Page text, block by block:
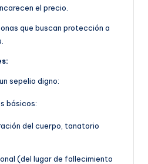
el precio.
que buscan protección a
sepelio digno:
básicos:
del cuerpo, tanatorio
(del lugar de fallecimiento